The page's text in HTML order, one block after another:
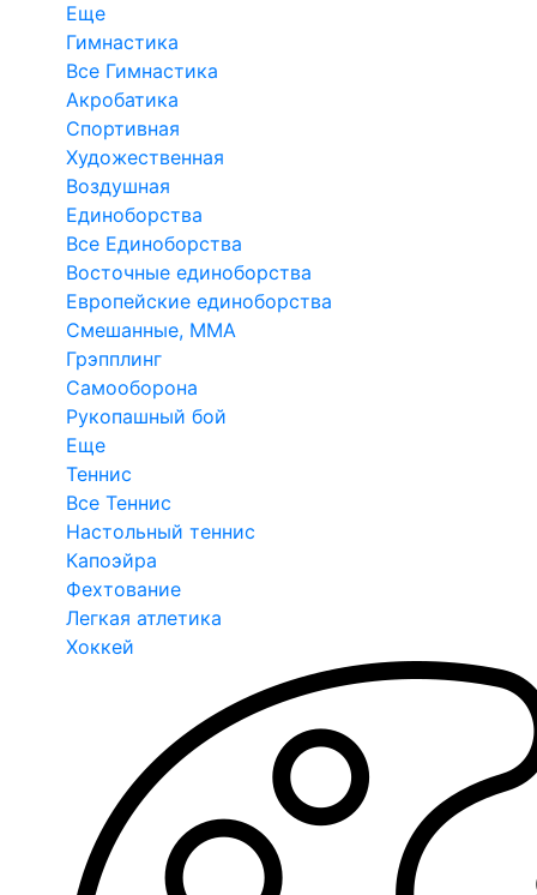
Еще
Гимнастика
Все Гимнастика
Акробатика
Спортивная
Художественная
Воздушная
Единоборства
Все Единоборства
Восточные единоборства
Европейские единоборства
Смешанные, ММА
Грэпплинг
Самооборона
Рукопашный бой
Еще
Теннис
Все Теннис
Настольный теннис
Капоэйра
Фехтование
Легкая атлетика
Хоккей